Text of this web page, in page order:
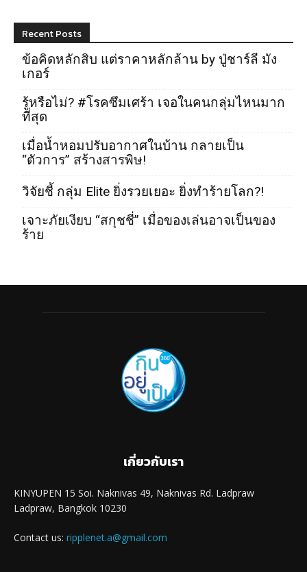
Recent Posts
ข้อคิดหลักสิบ แต่ราคาหลักล้าน by ปู่ชาร์ลี มัง
เกอร์
รู้หรือไม่? #โรคซึมเศร้า เจอในคนกลุ่มไหนมาก
ที่สุด
เมื่อน้ำหอมปรับอากาศในบ้าน กลายเป็น
“ตัวการ” สร้างสารพิษ!
วิจัยชี้ กลุ่ม Elite ยิ่งรวยเยอะ ยิ่งทำร้ายโลก?!
เจาะภัยเงียบ “สกุชชี่” เมื่อของเล่นอาจเป็นของ
ร้าย
เกี่ยวกับเรา
KINYUPEN 15 Soi. Naknivas 49, Naknivas Rd. Ladpraw
Ladpraw, Bangkok 10230
Contact us: ripplenet.a@gmail.com